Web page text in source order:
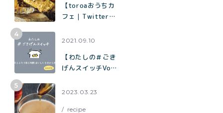
【toroaおうちカ
フェ｜Twitterで
題】混ぜて焼くだ
ョコバナナマフィ
ン」の作り方
2021.09.10
【わたしの＃ごき
げんスイッチVol.
む時間 おいしい
2023.03.23
recipe